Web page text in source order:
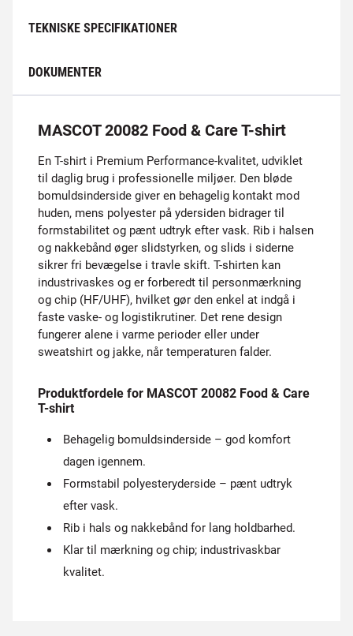
TEKNISKE SPECIFIKATIONER
DOKUMENTER
MASCOT 20082 Food & Care T-shirt
En T-shirt i Premium Performance-kvalitet, udviklet
til daglig brug i professionelle miljøer. Den bløde
bomuldsinderside giver en behagelig kontakt mod
huden, mens polyester på ydersiden bidrager til
formstabilitet og pænt udtryk efter vask. Rib i halsen
og nakkebånd øger slidstyrken, og slids i siderne
sikrer fri bevægelse i travle skift. T-shirten kan
industrivaskes og er forberedt til personmærkning
og chip (HF/UHF), hvilket gør den enkel at indgå i
faste vaske- og logistikrutiner. Det rene design
fungerer alene i varme perioder eller under
sweatshirt og jakke, når temperaturen falder.
Produktfordele for MASCOT 20082 Food & Care
T-shirt
Behagelig bomuldsinderside – god komfort
dagen igennem.
Formstabil polyester­yderside – pænt udtryk
efter vask.
Rib i hals og nakkebånd for lang holdbarhed.
Klar til mærkning og chip; industrivaskbar
kvalitet.